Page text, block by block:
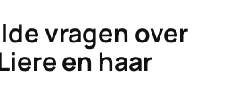
vragen over
en haar